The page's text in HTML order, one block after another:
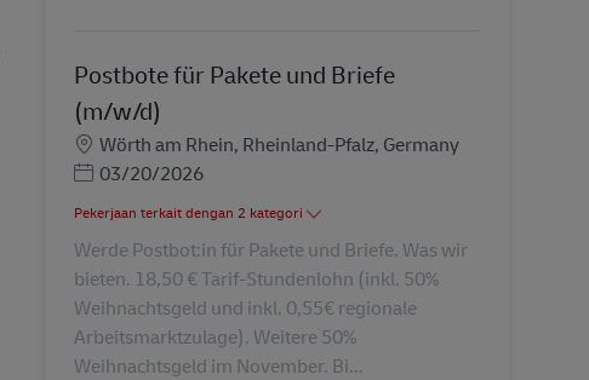
Postbote für Pakete und Briefe
(m/w/d)
LokasiWörth am Rhein, Rheinland-Pfalz, Germany
Posted Date
03/20/2026
Pekerjaan terkait dengan 2 kategori
Werde Postbot:in für Pakete und Briefe. Was wir
bieten. 18,50 € Tarif-Stundenlohn (inkl. 50%
Weihnachtsgeld und inkl. 0,55€ regionale
Arbeitsmarktzulage). Weitere 50%
Weihnachtsgeld im November. Bi...